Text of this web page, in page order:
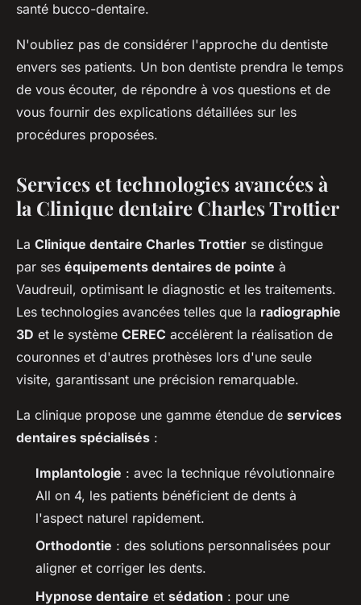
santé bucco-dentaire.
N'oubliez pas de considérer l'approche du dentiste
envers ses patients. Un bon dentiste prendra le temps
de vous écouter, de répondre à vos questions et de
vous fournir des explications détaillées sur les
procédures proposées.
Services et technologies avancées à
la Clinique dentaire Charles Trottier
La Clinique dentaire Charles Trottier se distingue
par ses équipements dentaires de pointe à
Vaudreuil, optimisant le diagnostic et les traitements.
Les technologies avancées telles que la radiographie
3D et le système CEREC accélèrent la réalisation de
couronnes et d'autres prothèses lors d'une seule
visite, garantissant une précision remarquable.
La clinique propose une gamme étendue de services
dentaires spécialisés :
Implantologie : avec la technique révolutionnaire
All on 4, les patients bénéficient de dents à
l'aspect naturel rapidement.
Orthodontie : des solutions personnalisées pour
aligner et corriger les dents.
Hypnose dentaire et sédation : pour une